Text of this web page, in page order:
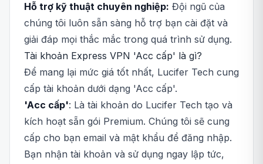
Hỗ trợ kỹ thuật chuyên nghiệp: Đội ngũ của
chúng tôi luôn sẵn sàng hỗ trợ bạn cài đặt và
giải đáp mọi thắc mắc trong quá trình sử dụng.
Tài khoản Express VPN 'Acc cấp' là gì?
Để mang lại mức giá tốt nhất, Lucifer Tech cung
cấp tài khoản dưới dạng 'Acc cấp'.
'Acc cấp': Là tài khoản do Lucifer Tech tạo và
kích hoạt sẵn gói Premium. Chúng tôi sẽ cung
cấp cho bạn email và mật khẩu để đăng nhập.
Bạn nhận tài khoản và sử dụng ngay lập tức,